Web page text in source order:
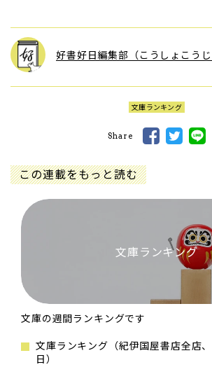
好書好日編集部（こうしょこうじ
文庫ランキング
Share
この連載をもっと読む
文庫ランキング
文庫の週間ランキングです
文庫ランキング（紀伊国屋書店全店
日）